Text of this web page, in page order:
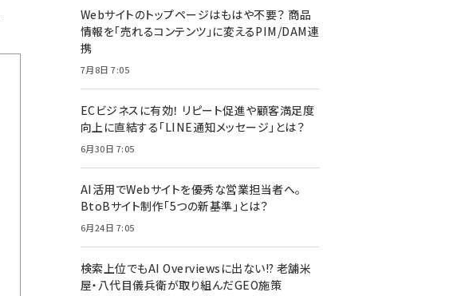
Webサイトのトップページはもはや不要？ 商品
情報を「売れるコンテンツ」に変えるPIM/DAM連
携
7月8日 7:05
ECビジネスに有効！ リピート促進や顧客満足度
向上に直結する「LINE通知メッセージ」とは？
6月30日 7:05
AI活用でWebサイトを優秀な営業担当者へ。
BtoBサイト制作「5つの新基準」とは？
6月24日 7:05
検索上位でもAI Overviewsに出ない!? 老舗米
屋・八代目儀兵衛が取り組んだGEO施策